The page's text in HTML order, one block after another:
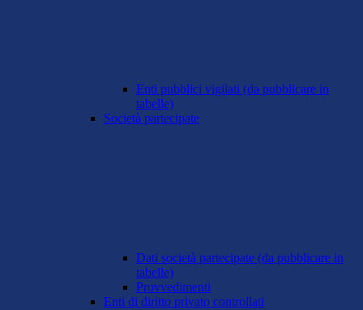
Enti pubblici vigilati (da pubblicare in
tabelle)
Società partecipate
Dati società partecipate (da pubblicare in
tabelle)
Provvedimenti
Enti di diritto privato controllati